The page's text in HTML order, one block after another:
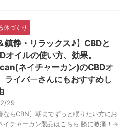
体づくり
鎮静・リラックス♪】CBDと
オイルの使い方、効果。
ネイチャーカン)のCBDオ
ライバーさんにもおすすめし
29
ならCBN】朝までずっと眠りたい方にお
イチャーカン製品はこちら 膝に激痛！→